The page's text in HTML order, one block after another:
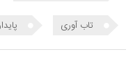
تاب آوری